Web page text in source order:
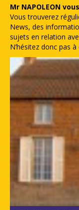
Mr NAPOLEON
Vous trouverez
News, des
sujets en relation
N’hésitez donc pas